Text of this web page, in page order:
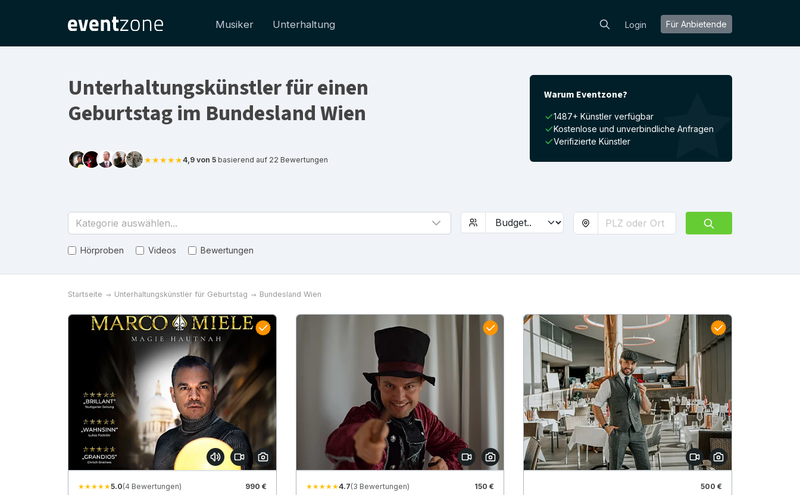
Musiker Unterhaltung Login Für Anbietende
Unterhaltungskünstler für einen
Geburtstag im Bundesland Wien
★★★★★4,9 von 5 basierend auf 22 Bewertungen
Warum Eventzone?
1487+ Künstler verfügbar
Kostenlose und unverbindliche Anfragen
Verifizierte Künstler
Kategorie auswählen...
Hörproben Videos Bewertungen
Startseite Unterhaltungskünstler für Geburtstag Bundesland Wien
★★★★★5.0(4 Bewertungen) 990 € ★★★★★4.7(3 Bewertungen) 150 € 500 €